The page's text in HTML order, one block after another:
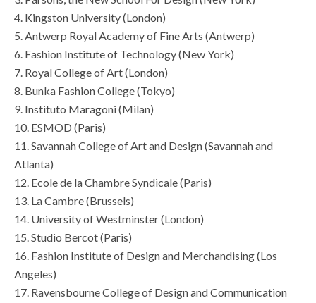
4. Kingston University (London)
5. Antwerp Royal Academy of Fine Arts (Antwerp)
6. Fashion Institute of Technology (New York)
7. Royal College of Art (London)
8. Bunka Fashion College (Tokyo)
9. Instituto Maragoni (Milan)
10. ESMOD (Paris)
11. Savannah College of Art and Design (Savannah and
Atlanta)
12. Ecole de la Chambre Syndicale (Paris)
13. La Cambre (Brussels)
14. University of Westminster (London)
15. Studio Bercot (Paris)
16. Fashion Institute of Design and Merchandising (Los
Angeles)
17. Ravensbourne College of Design and Communication